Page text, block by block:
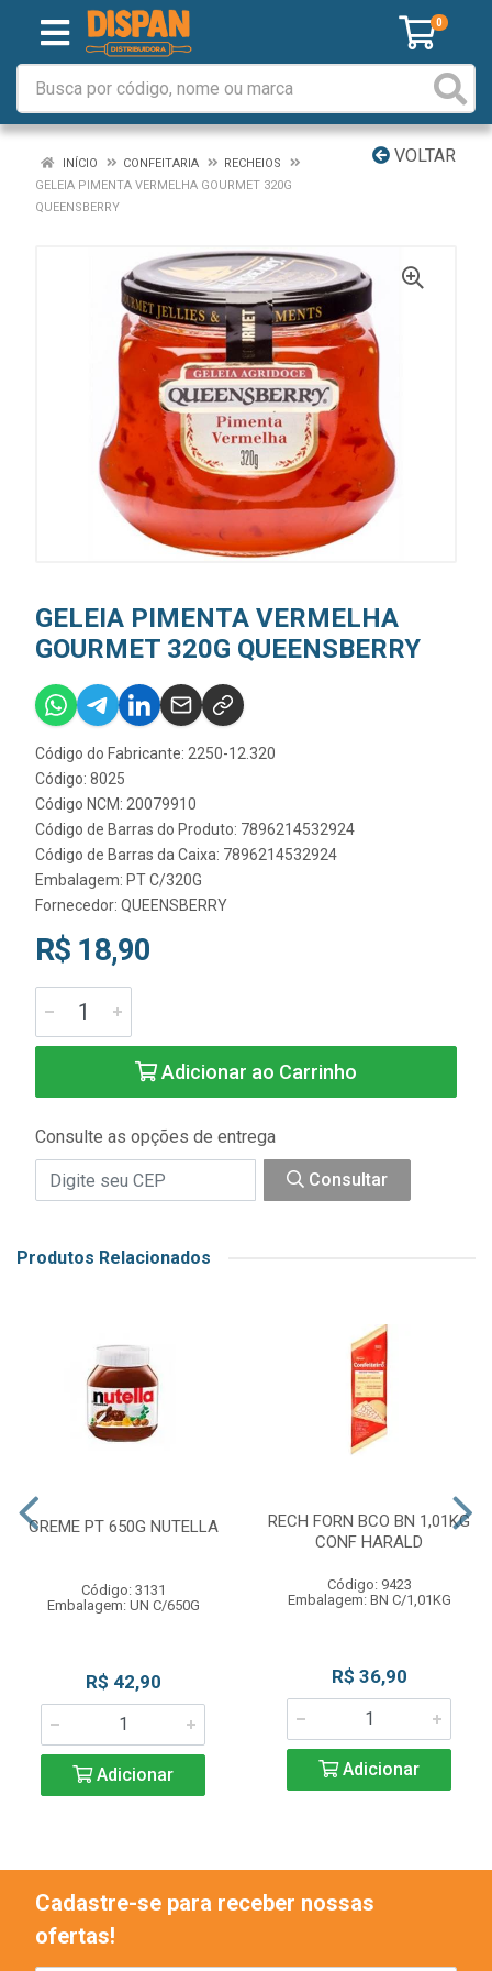
0
VOLTAR
INÍCIO CONFEITARIA
RECHEIOS
GELEIA PIMENTA VERMELHA GOURMET 320G
QUEENSBERRY
GELEIA PIMENTA VERMELHA
GOURMET 320G QUEENSBERRY
Código do Fabricante: 2250-12.320
Código: 8025
Código NCM: 20079910
Código de Barras do Produto: 7896214532924
Código de Barras da Caixa: 7896214532924
Embalagem: PT C/320G
Fornecedor: QUEENSBERRY
R$ 18,90
Adicionar ao Carrinho
Consulte as opções de entrega
Consultar
Produtos Relacionados
CREME PT 650G NUTELLA
Código: 3131
Embalagem: UN C/650G
R$ 42,90
Adicionar
RECH FORN BCO BN 1,01KG
CONF HARALD
Código: 9423
Embalagem: BN C/1,01KG
R$ 36,90
Adicionar
Cadastre-se para receber nossas
ofertas!